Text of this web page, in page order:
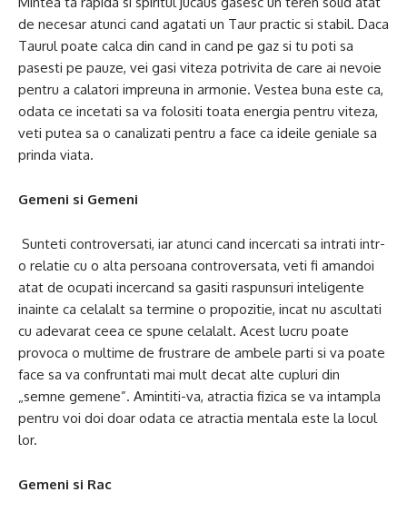
de necesar atunci cand agatati un Taur practic si stabil. Daca
Taurul poate calca din cand in cand pe gaz si tu poti sa
pasesti pe pauze, vei gasi viteza potrivita de care ai nevoie
pentru a calatori impreuna in armonie. Vestea buna este ca,
odata ce incetati sa va folositi toata energia pentru viteza,
veti putea sa o canalizati pentru a face ca ideile geniale sa
prinda viata.
Gemeni si Gemeni
Sunteti controversati, iar atunci cand incercati sa intrati intr-
o relatie cu o alta persoana controversata, veti fi amandoi
atat de ocupati incercand sa gasiti raspunsuri inteligente
inainte ca celalalt sa termine o propozitie, incat nu ascultati
cu adevarat ceea ce spune celalalt. Acest lucru poate
provoca o multime de frustrare de ambele parti si va poate
face sa va confruntati mai mult decat alte cupluri din
„semne gemene”. Amintiti-va, atractia fizica se va intampla
pentru voi doi doar odata ce atractia mentala este la locul
lor.
Gemeni si Rac